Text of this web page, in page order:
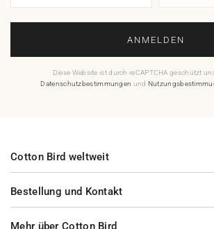
ANMELDEN
Diese Website ist durch reCAPTCHA geschützt
Datenschutzbestimmungen und
Bestellung und Kontakt
Mehr über Cotton Bird
Cotton Bird weltweit